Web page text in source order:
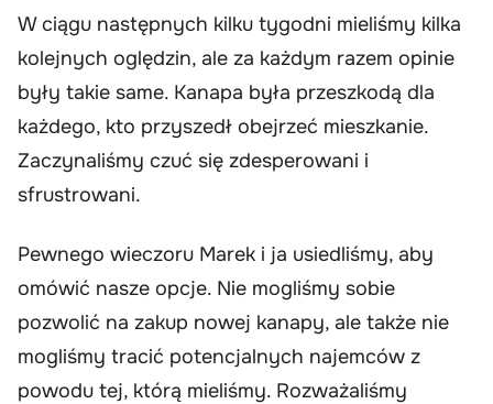
W ciągu następnych kilku tygodni mieliśmy kilka
kolejnych oględzin, ale za każdym razem opinie
były takie same. Kanapa była przeszkodą dla
każdego, kto przyszedł obejrzeć mieszkanie.
Zaczynaliśmy czuć się zdesperowani i
sfrustrowani.
Pewnego wieczoru Marek i ja usiedliśmy, aby
omówić nasze opcje. Nie mogliśmy sobie
pozwolić na zakup nowej kanapy, ale także nie
mogliśmy tracić potencjalnych najemców z
powodu tej, którą mieliśmy. Rozważaliśmy